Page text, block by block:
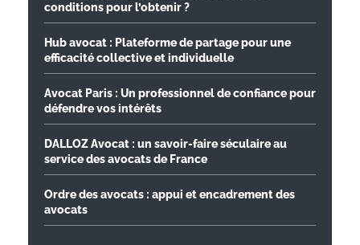
conditions pour l’obtenir ?
Hub avocat : Plateforme de partage pour une
efficacité collective et individuelle
Avocat Paris : Un professionnel de confiance pour
défendre vos intérêts
DALLOZ Avocat : un savoir-faire séculaire au
service des avocats de France
Ordre des avocats : appui et encadrement des
avocats